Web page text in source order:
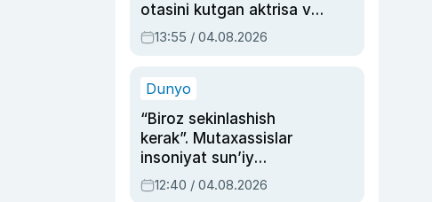
otasini kutgan aktrisa va
dublyaj ustasi Rimma
Ahmedovaning
13:55 / 04.08.2026
Dunyo
“Biroz sekinlashish
kerak”. Mutaxassislar
insoniyat sun’iy
intellektni boshqara
olmay qolishidan xavotir
12:40 / 04.08.2026